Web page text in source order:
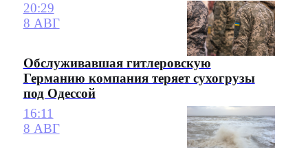
20:29
8 АВГ
Обслуживавшая гитлеровскую
Германию компания теряет сухогрузы
под Одессой
16:11
8 АВГ